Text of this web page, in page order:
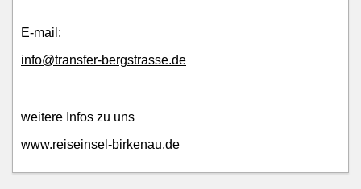
E-mail:
info@transfer-bergstrasse.de
weitere Infos zu uns
www.reiseinsel-birkenau.de